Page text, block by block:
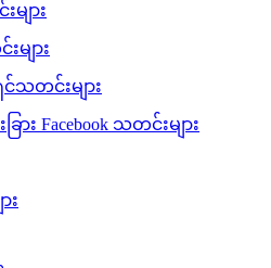
များ
များ
သတင်းများ
ြား Facebook သတင်းများ
း